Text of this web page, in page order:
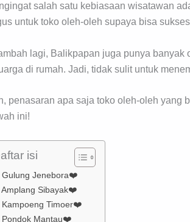
salah satu kebiasaan wisatawan
untuk toko oleh-oleh supaya bisa
lagi, Balikpapan juga punya
di rumah. Jadi, tidak sulit untuk
penasaran apa saja toko oleh-oleh
ini!
isi
Gulung Jenebora❤️
Amplang Sibayak❤️
Kampoeng Timoer❤️
Pondok Mantau❤️